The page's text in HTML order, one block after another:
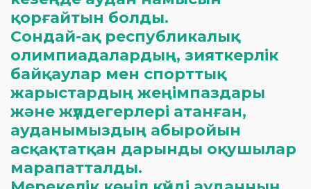
қорғайтын болды.
Сондай-ақ республикалық
олимпиадалардың, зияткерлік
байқаулар мен спорттық
жарыстардың жеңімпаздары
және жүлдегерлері атанған,
ауданымыздың абыройын
асқақтатқан дарынды оқушылар
марапатталды.